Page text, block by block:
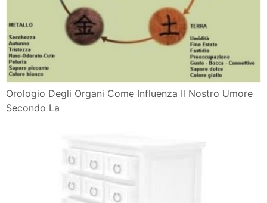
Orologio Degli Organi Come Influenza Il Nostro Umore
Secondo La